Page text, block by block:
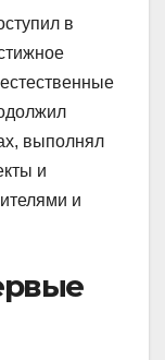
в
выполнял
и
и